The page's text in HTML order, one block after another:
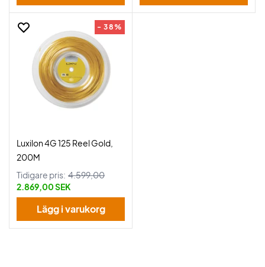
- 38%
Luxilon 4G 125 Reel Gold,
200M
Tidigare pris: 4.599,00
2.869,00 SEK
Lägg i varukorg